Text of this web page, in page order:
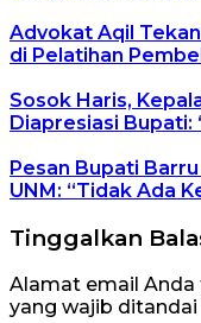
Advokat Aqil
di Pelatihan
Sosok Haris,
Diapresiasi Bupati:
Pesan Bupati
UNM: “Tidak Ada
Tinggalkan
Alamat email
yang wajib ditandai